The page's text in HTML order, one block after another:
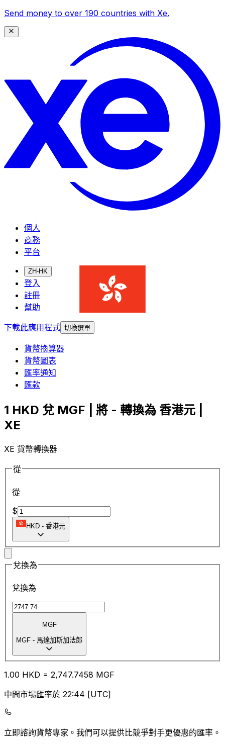
Send money to over 190 countries with Xe.
個人
商務
平台
ZH-HK
登入
註冊
幫助
下載此應用程式 切換選單
貨幣換算器
貨幣圖表
匯率通知
匯款
1 HKD 兌 MGF | 將 - 轉換為 香港元 |
XE
XE 貨幣轉換器
從
從
$
HKD - 香港元
兌換為
兌換為
MGF
MGF - 馬達加斯加法郎
1.00 HKD = 2,747.7458 MGF
中間市場匯率於 22:44 [UTC]
立即諮詢貨幣專家。 我們可以提供比競爭對手更優惠的匯率。